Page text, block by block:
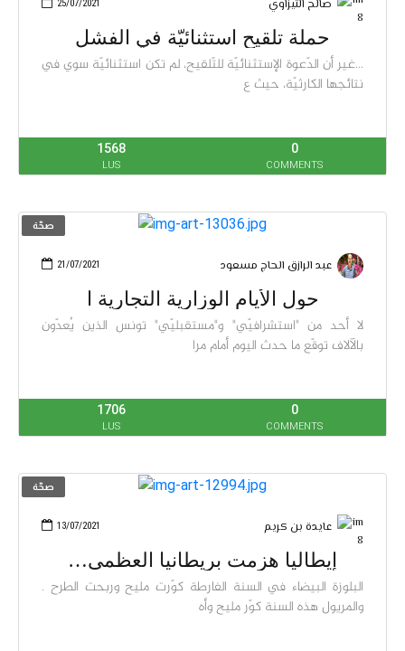
25/07/2021 صالح التيزاوي
حملة تلقيح استثنائيّة في الفشل
...غير أن الدّعوة الإستثنائيّة للتّلقيح، لم تكن استثنائيّة سوي في
نتائجها الكارثيّة، حيث ع
1568
LUS
0
COMMENTS
صحّة
21/07/2021 عبد الرازق الحاج مسعود
حول الأيام الوزارية التجارية ا
لا أحد من "استشرافيّي" و"مستقبليّي" تونس الذين يُعدّون
بالآلاف توقّع ما حدث اليوم أمام مرا
1706
LUS
0
COMMENTS
صحّة
13/07/2021 عايدة بن كريم
إيطاليا هزمت بريطانيا العظمى…
البلوزة البيضاء في السنة الفارطة كوّرت مليح وربحت الطرح .
والمريول هذه السنة كوّر مليح وأه